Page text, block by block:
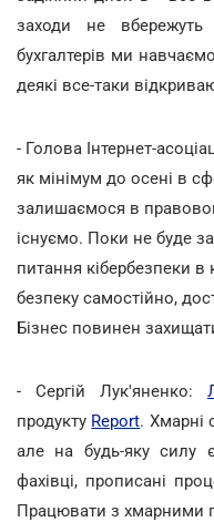
заходи не вбережуть
бухгалтерів ми
деякі все-таки
- Голова Інтернет-
як мінімум до осені в
залишаємося в
існуємо. Поки не буде
питання кібербезпеки в
безпеку самостійно,
Бізнес повинен
- Сергій Лук'яненко:
продукту Report. Хмарні
але на будь-яку силу
фахівці, прописані
Працювати з хмарними